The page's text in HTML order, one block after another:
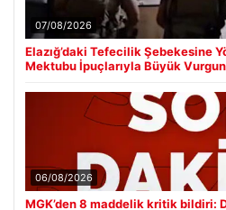
07/08/2026
Elazığ’daki Tefecilik Şebekesine
Mektubu İpuçlarıyla Büyük Vurgun
06/08/2026
MGK’den 8 maddelik kritik bildiri: